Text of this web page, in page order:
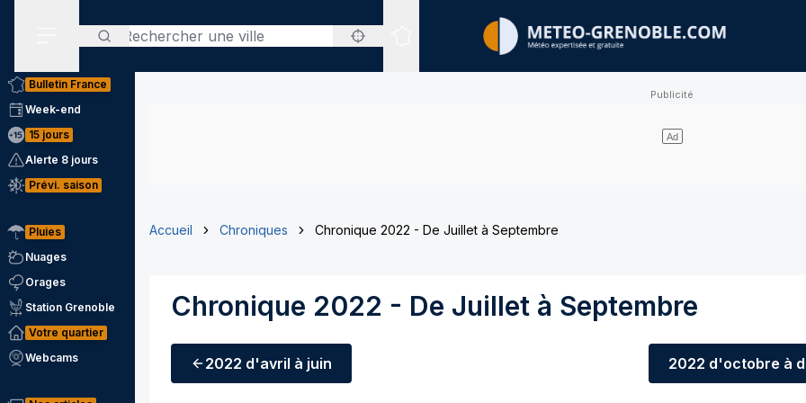
Rechercher
Sites expertisés
Bulletin France
Week-end
15 jours
Alerte 8 jours
Prévi. saison
Pluies
Nuages
Orages
Station Grenoble
Votre quartier
Webcams
Accueil Chroniques Chronique 2022 - De Juillet à Septembre
Chronique 2022 - De Juillet à Septembre
2022 d'avril à juin 2022 d'octobre à